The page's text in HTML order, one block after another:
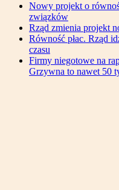
Nowy projekt o
związków
Rząd zmienia projekt
Równość płac. Rząd
czasu
Firmy niegotowe na
Grzywna to nawet 50